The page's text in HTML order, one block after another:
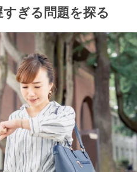
ぎる問題を探る